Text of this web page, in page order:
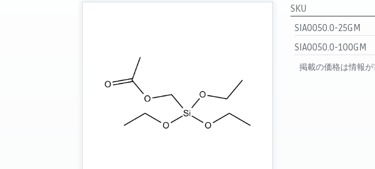
SKU
SIA0050.0-25GM
SIA0050.0-100GM
掲載の価格は情報